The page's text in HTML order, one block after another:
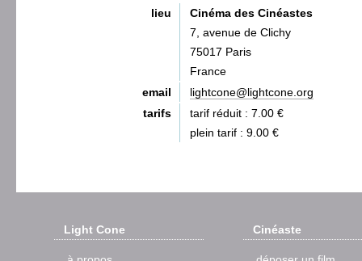
lieu
Cinéma des Cinéastes
7, avenue de Clichy
75017 Paris
France
email
lightcone@lightcone.org
tarifs
tarif réduit : 7.00 €
plein tarif : 9.00 €
Light Cone Cinéaste